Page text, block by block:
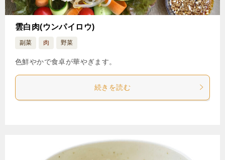
雲白肉(ウンパイロウ)
副菜 肉 野菜
色鮮やかで食卓が華やぎます。
続きを読む